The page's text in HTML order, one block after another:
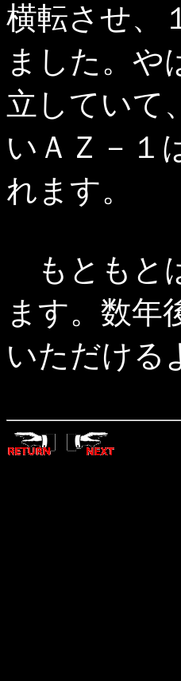
横転させ、
ました。や
立していて
いＡＺ－１
れます。
もともと
ます。数年
いただける